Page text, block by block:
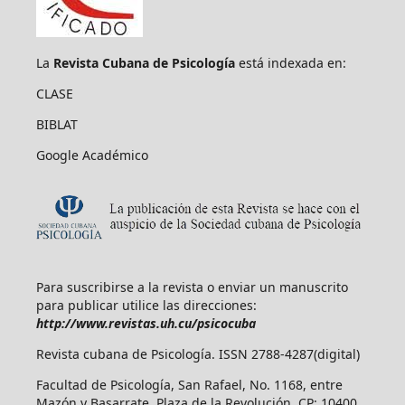
La Revista Cubana de Psicologíaestá indexada en:
CLASE
BIBLAT
Google Académico
Para suscribirse a la revista o enviar un manuscrito
para publicar utilice las direcciones:
http://www.revistas.uh.cu/psicocuba
Revista cubana de Psicología. ISSN 2788-4287(digital)
Facultad de Psicología, San Rafael, No. 1168, entre